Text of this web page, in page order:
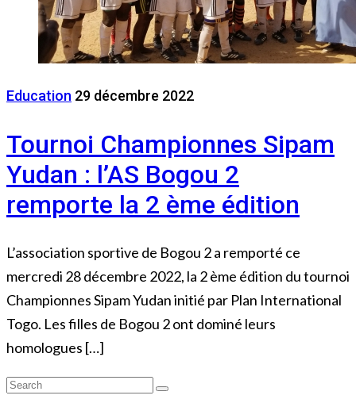
Education 29 décembre 2022
Tournoi Championnes Sipam
Yudan : l’AS Bogou 2
remporte la 2 ème édition
L’association sportive de Bogou 2 a remporté ce
mercredi 28 décembre 2022, la 2 ème édition du tournoi
Championnes Sipam Yudan initié par Plan International
Togo. Les filles de Bogou 2 ont dominé leurs
homologues […]
Search
Search